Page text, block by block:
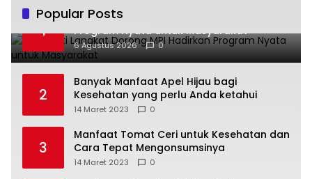
Popular Posts
1
Plt Bupati Langkat Dorong MPI Hadirkan
Program Nyata untuk Masyarakat
6 Agustus 2026 0
2
Banyak Manfaat Apel Hijau bagi
Kesehatan yang perlu Anda ketahui
14 Maret 2023 0
3
Manfaat Tomat Ceri untuk Kesehatan dan
Cara Tepat Mengonsumsinya
14 Maret 2023 0